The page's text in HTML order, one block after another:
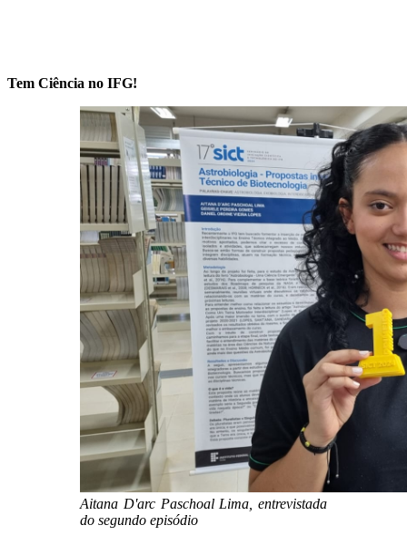
Tem Ciência no IFG!
Aitana D'arc Paschoal Lima, entrevistada
do segundo episódio